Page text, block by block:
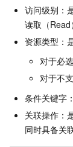
访问级别：
读取（Read
资源类型：
对于必
对于不
条件关键字
关联操作：
同时具备关